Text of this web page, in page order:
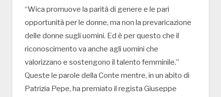
“Wica promuove la parità di genere e le pari
opportunità per le donne, ma non la prevaricazione
delle donne sugli uomini. Ed è per questo che il
riconoscimento va anche agli uomini che
valorizzano e sostengono il talento femminile.”
Queste le parole della Conte mentre, in un abito di
Patrizia Pepe, ha premiato il regista Giuseppe